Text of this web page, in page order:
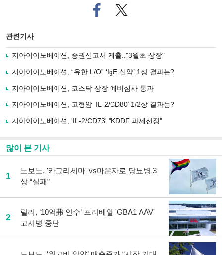
페
이
로
기
사
유
기
트위
터로
관련기사
지아이이노베이션, 증권신고서 제출.."3월초 상장"
지아이이노베이션, “유한 L/O” ‘IgE 신약’ 1상 결과는?
지아이이노베이션, 코스닥 상장 예비심사 통과
지아이이노베이션, 고형암 ‘IL-2/CD80’ 1/2상 결과는?
지아이이노베이션, 'IL-2/CD73' "KDDF 과제선정"
많이 본 기사
1
노보노, '카그리세마' vs마운자로 당뇨병 3
상 “실패”
2
릴리, ‘10억弗 인수’ 프리베일 'GBA1 AAV'
고셔병 중단